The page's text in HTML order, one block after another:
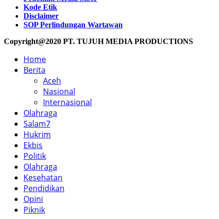
Kode Etik
Disclaimer
SOP Perlindungan Wartawan
Copyright@2020 PT. TUJUH MEDIA PRODUCTIONS
Home
Berita
Aceh
Nasional
Internasional
Olahraga
Salam7
Hukrim
Ekbis
Politik
Olahraga
Kesehatan
Pendidikan
Opini
Piknik